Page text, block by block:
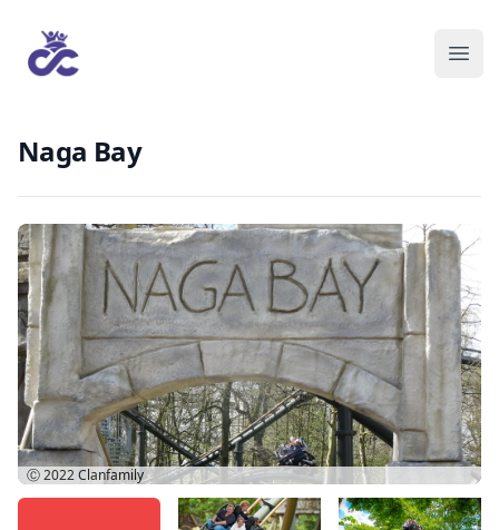
Naga Bay
Ⓒ 2022Clanfamily